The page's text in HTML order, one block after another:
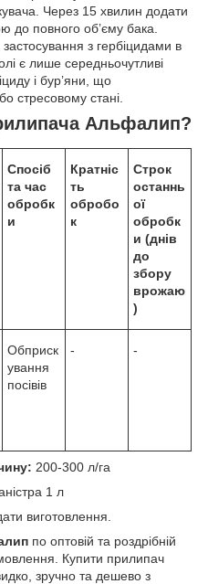
Через 15 хвилин додати
повного об’єму бака.
з гербіцидами в
є лише середньочутливі
і бур’яни, що
стресовому стані.
Альфалип?
Спосіб
та час
обробк
и
Кратніс
ть
обробо
к
Строк
останнь
ої
обробк
и (днів
до
збору
врожаю
)
Обприск
ування
посівів
- -
200-300 л/га
1 л
виготовлення.
по оптовій та роздрібній
Купити прилипач
зручно та дешево з